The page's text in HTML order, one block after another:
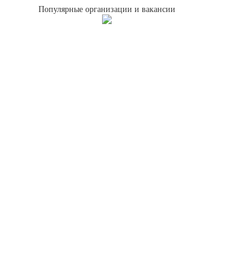
Популярные организации и вакансии